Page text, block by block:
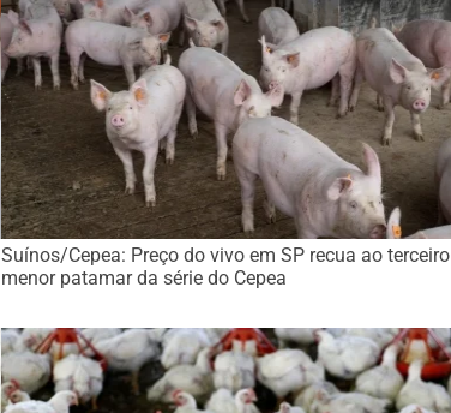
Suínos/Cepea: Preço do vivo em SP recua ao terceiro
menor patamar da série do Cepea